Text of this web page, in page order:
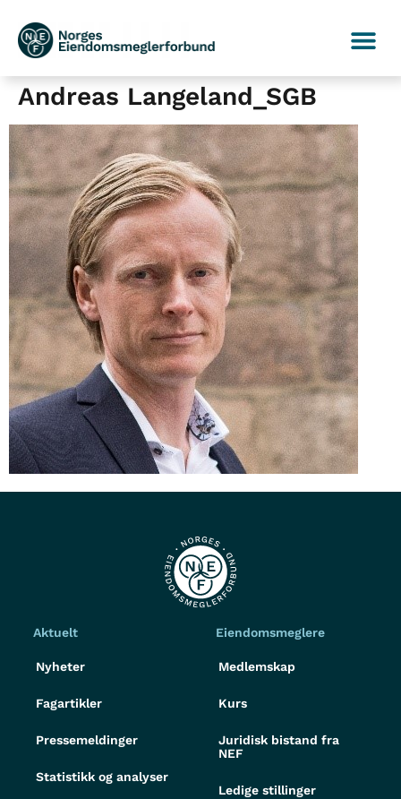
Andreas Langeland_SGB
Aktuelt
Nyheter
Fagartikler
Pressemeldinger
Statistikk og analyser
Eiendomsmeglere
Medlemskap
Kurs
Juridisk bistand fra
NEF
Ledige stillinger